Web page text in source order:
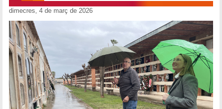
dimecres, 4 de març de 2026